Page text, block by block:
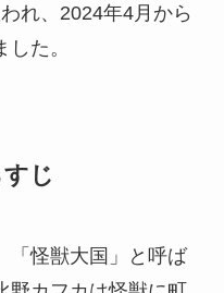
れ、2024年4月から
た。
じ
「怪獣大国」と呼ば